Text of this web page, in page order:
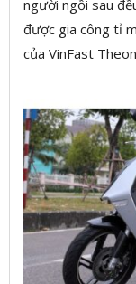
người ngồi sau
được gia công tỉ
của VinFast